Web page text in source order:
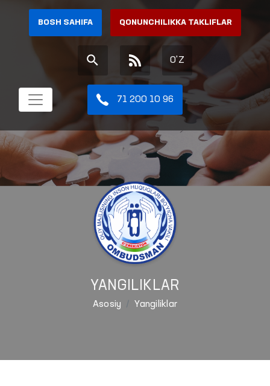
BOSH SAHIFA QONUNCHILIKKA TAKLIFLAR
O'Z
71 200 10 96
YANGILIKLAR
Asosiy Yangiliklar